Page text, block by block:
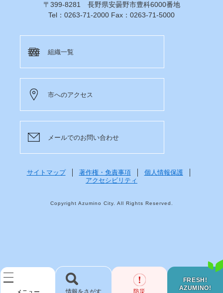
FRESH!
AZUMINO!
検 防災
〒399-8281 長野県安曇野市豊科6000番地
Tel：0263-71-2000 Fax：0263-71-5000
組織一覧
市へのアクセス
メールでのお問い合わせ
サイトマップ 著作権・免責事項
個人情報保護
アクセシビリティ
Copyright Azumino City. All Rights Reserved.